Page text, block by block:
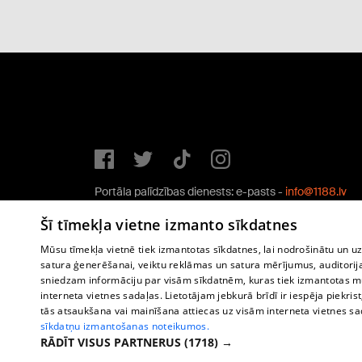
Portāla palīdzības dienests: e-pasts - info@1188.lv
Copyright © 2004-2026 SIA HELIO MEDIA.
Šī tīmekļa vietne izmanto sīkdatnes
Mūsu tīmekļa vietnē tiek izmantotas sīkdatnes, lai nodrošinātu un
satura ģenerēšanai, veiktu reklāmas un satura mērījumus,
sniedzam informāciju par visām sīkdatnēm, kuras tiek izmantotas
interneta vietnes sadaļas. Lietotājam jebkurā brīdī ir iespēja
tās atsaukšana vai mainīšana attiecas uz visām interneta vietnes
sīkdatņu izmantošanas noteikumos.
RĀDĪT VISUS PARTNERUS (1718) →